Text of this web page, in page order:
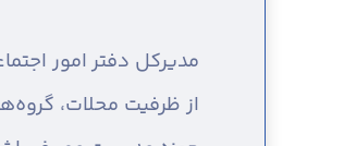
مدیرکل دفتر امور
از ظرفیت محلات،